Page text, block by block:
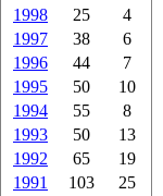
1998
25
4
1997
38
6
1996
44
7
1995
50
10
1994
55
8
1993
50
13
1992
65
19
1991
103
25